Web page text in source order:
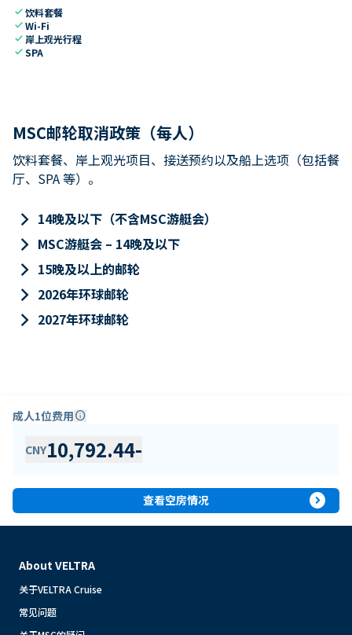
check饮料套餐
checkWi-Fi
check 岸上观光行程
checkSPA
MSC邮轮取消政策（每人）
饮料套餐、岸上观光项目、接送预约以及船上选项（包括餐
厅、SPA 等）。
keyboard_arrow_right 14晚及以下（不含MSC游艇会）
keyboard_arrow_right MSC游艇会 – 14晚及以下
keyboard_arrow_right 15晚及以上的邮轮
keyboard_arrow_right 2026年环球邮轮
keyboard_arrow_right 2027年环球邮轮
成人1位费用info
CNY10,792.44-
查看空房情况 expand_circle_right
About VELTRA
关于VELTRA Cruise
常见问题